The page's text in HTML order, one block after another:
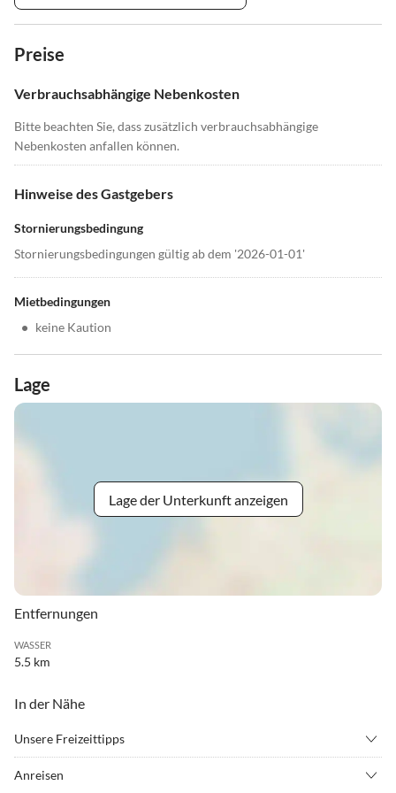
Preise
Verbrauchsabhängige Nebenkosten
Bitte beachten Sie, dass zusätzlich verbrauchsabhängige
Nebenkosten anfallen können.
Hinweise des Gastgebers
Stornierungsbedingung
Stornierungsbedingungen gültig ab dem '2026-01-01'
Mietbedingungen
• keine Kaution
Lage
Lage der Unterkunft anzeigen
Entfernungen
WASSER
5.5 km
In der Nähe
Unsere Freizeittipps
Anreisen